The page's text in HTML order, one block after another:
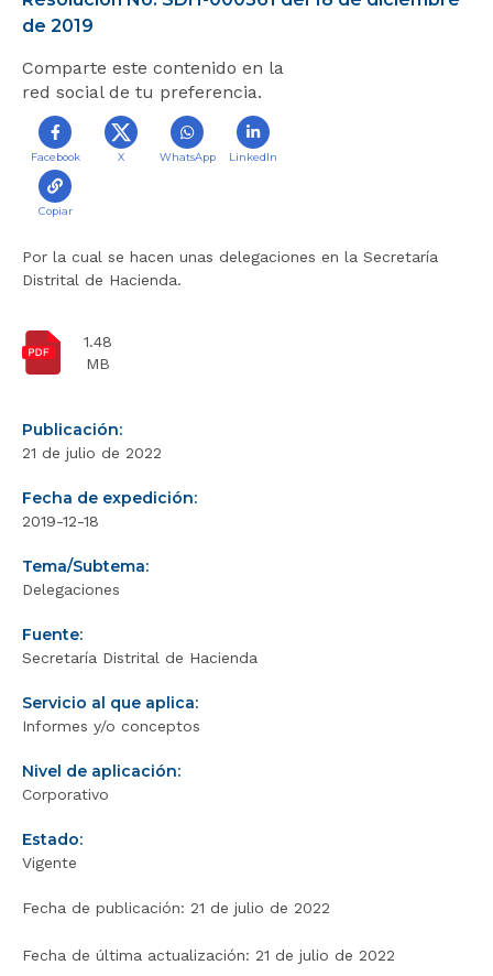
r
l
i
c
de 2019
Comparte este contenido en la
red social de tu preferencia.
Facebook X WhatsApp LinkedIn
Copiar
Por la cual se hacen unas delegaciones en la Secretaría
Distrital de Hacienda.
1.48
MB
Publicación:
21 de julio de 2022
Fecha de expedición:
2019-12-18
Tema/Subtema:
Delegaciones
Fuente:
Secretaría Distrital de Hacienda
Servicio al que aplica:
Informes y/o conceptos
Nivel de aplicación:
Corporativo
Estado:
Vigente
Fecha de publicación: 21 de julio de 2022
Fecha de última actualización: 21 de julio de 2022